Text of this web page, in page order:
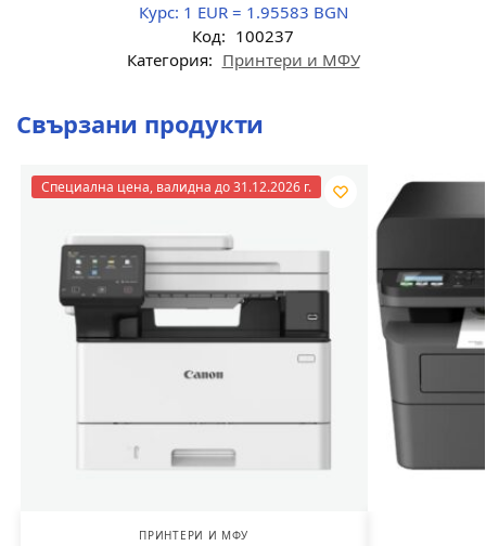
Курс: 1 EUR = 1.95583 BGN
Код: 100237
Категория: Принтери и МФУ
Свързани продукти
Специална цена, валидна до 31.12.2026 г.
ПРИНТЕРИ И МФУ